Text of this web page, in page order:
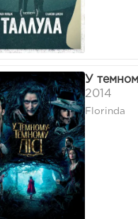
У
2014
Florinda